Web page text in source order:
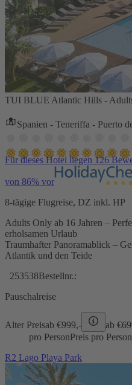
TUI BLUE Atlantic Hills -
Spanien - Teneriffa - Puerto
Für dieses Hotel liegen 126
von 86% vor
8-tägige Flugreise, DZ inkl. HP
Adults Only ab 16 Jahren –
erholsamen Urlaub
Traumhafter Panoramablick –
Atlantik und den Teide
253538Bestellnr.:
Pauschalreise
Alter Preisab €999,- ab €
pro PersonPreis pro Person
R2 Lago Playa Park